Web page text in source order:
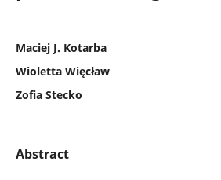
Maciej J. Kotarba
Wioletta Więcław
Zofia Stecko
Abstract